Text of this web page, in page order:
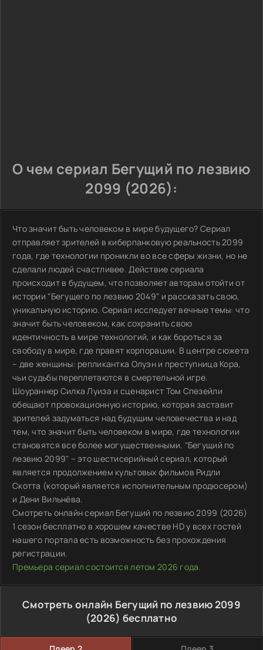
О чем сериал Бегущий по лезвию
2099 (2026):
Что значит быть человеком в мире будущего? Сериал
отправляет зрителей в киберпанковую реальность 2099
года, где технологии проникли во все сферы жизни, но не
сделали людей счастливее. Действие сериала
происходит в будущем, что позволяет авторам отойти от
истории "Бегущего по лезвию 2049" и рассказать свою,
уникальную историю. Сериал исследует вечные темы: что
значит быть человеком, как сохранить свою
идентичность в мире технологий, и как бороться за
свободу в мире, где правят корпорации. В центре сюжета
– две женщины: репликантка Олуэн и преступница Кора,
чьи судьбы переплетаются в смертельной игре.
Шоураннер Силка Луиза и сценарист Том Спезейли
обещают провокационную историю, которая заставит
зрителей задуматься над будущим человечества и над
тем, что значит быть человеком в мире, где технологии
становятся все более могущественными. "Бегущий по
лезвию 2099" – это шестисерийный сериал, который
является продолжением культовых фильмов Ридли
Скотта (который является исполнительным продюсером)
и Дени Вильнёва.
Смотреть онлайн сериал Бегущий по лезвию 2099 (2026)
1 сезон бесплатно в хорошем качестве HD у всех гостей
нашего портала есть возможность без прохождения
регистрации.
Премьера сериал состоится летом 2026 года.
Смотреть онлайн Бегущий по лезвию 2099
(2026) бесплатно